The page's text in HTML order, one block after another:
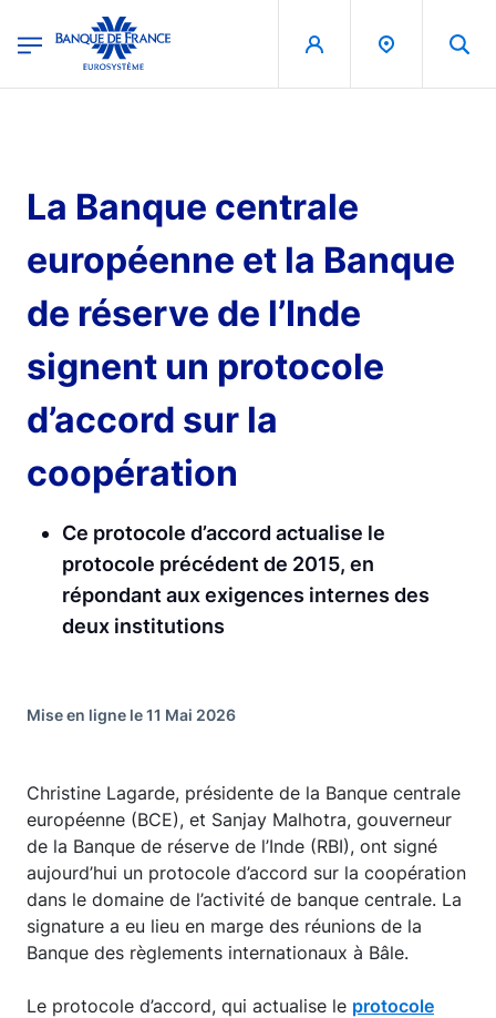
Banque de France - Menu Principal
La Banque centrale
européenne et la Banque
de réserve de l’Inde
signent un protocole
d’accord sur la
coopération
Ce protocole d’accord actualise le
protocole précédent de 2015, en
répondant aux exigences internes des
deux institutions
Mise en ligne le 11 Mai 2026
Christine Lagarde, présidente de la Banque centrale
européenne (BCE), et Sanjay Malhotra, gouverneur
de la Banque de réserve de l’Inde (RBI), ont signé
aujourd’hui un protocole d’accord sur la coopération
dans le domaine de l’activité de banque centrale. La
signature a eu lieu en marge des réunions de la
Banque des règlements internationaux à Bâle.
Le protocole d’accord, qui actualise le protocole